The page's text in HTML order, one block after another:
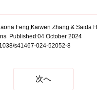
Feng,Kaiwen Zhang & Saida
Published:04 October 2024
s41467-024-52052-8
次へ